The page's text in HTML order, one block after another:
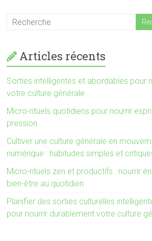
Articles récents
Sorties intelligentes et abordables pour
votre culture générale
Micro-rituels quotidiens pour nourrir
pression
Cultiver une culture générale en
numérique : habitudes simples et
Micro-rituels zen et productifs : nourrir
bien-être au quotidien
Planifier des sorties culturelles
pour nourrir durablement votre culture